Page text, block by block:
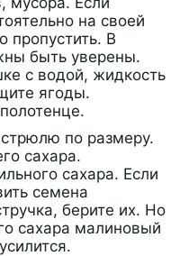
на своей
пропустить. В
быть уверены.
с водой, жидкость
ягоды.
по размеру.
сахара.
сахара. Если
семена
берите их. Но
сахара малиновый